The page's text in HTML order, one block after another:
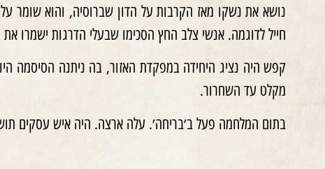
נושא את נשקו מאז הקרבות על הדון שברוסיה, והוא שומר
חייל לדוגמה. אנשי צלב החץ הסכימו שבעלי הדרגות ישמרו
קפש היה נציג היחידה במפקדת האזור, בה ניתנה הסיסמה
מקלט עד השחרור.
בתום המלחמה פעל ב׳בריחה׳. עלה ארצה. היה איש עסקים